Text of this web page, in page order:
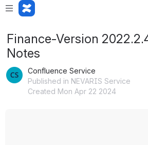
Finance-Version
Notes
Confluence Service
Published in NEVARIS Service
Created Mon Apr 22 2024